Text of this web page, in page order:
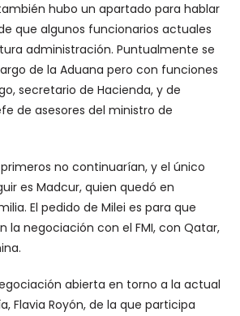
hubo un apartado para hablar
que algunos funcionarios actuales
administración. Puntualmente se
de la Aduana pero con funciones
secretario de Hacienda, y de
de asesores del ministro de
no continuarían, y el único
es Madcur, quien quedó en
El pedido de Milei es para que
la negociación con el FMI, con Qatar,
abierta en torno a la actual
Flavia Royón, de la que participa